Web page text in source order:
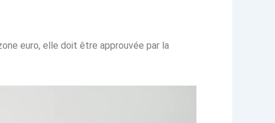
euro, elle doit être approuvée par la